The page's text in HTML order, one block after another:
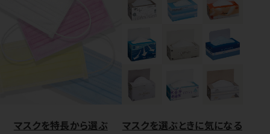
マスクを特長から選ぶ
マスクを選ぶときに気になる